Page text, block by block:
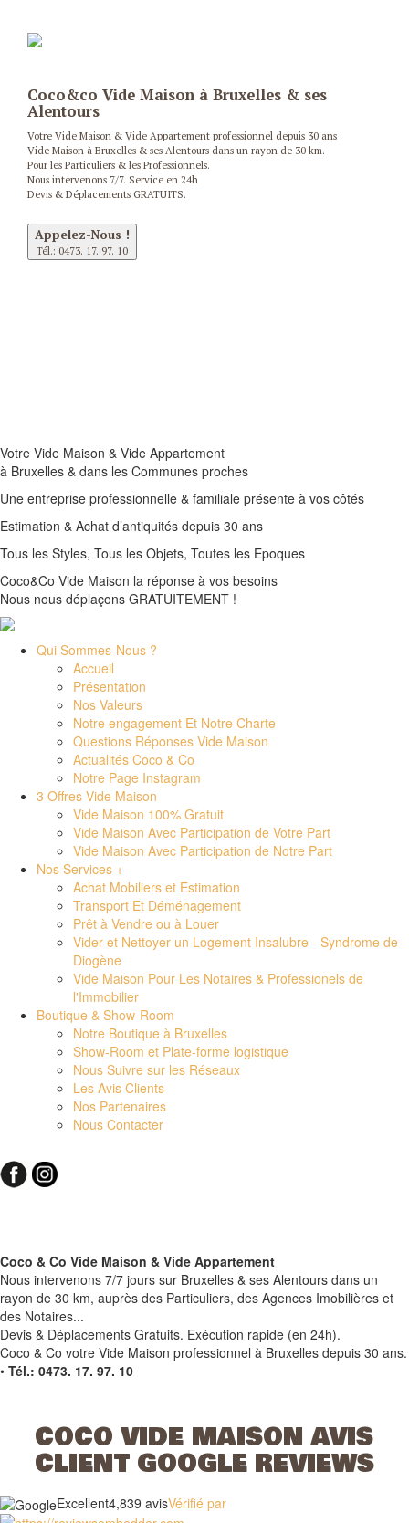
Coco&co Vide Maison à Bruxelles & ses
Alentours
Votre Vide Maison & Vide Appartement professionnel depuis 30 ans
Vide Maison à Bruxelles & ses Alentours dans un rayon de 30 km.
Pour les Particuliers & les Professionnels.
Nous intervenons 7/7. Service en 24h
Devis & Déplacements GRATUITS.
Appelez-Nous !
Tél.: 0473. 17. 97. 10
Votre Vide Maison & Vide Appartement
à Bruxelles & dans les Communes proches
Une entreprise professionnelle & familiale présente à vos côtés
Estimation & Achat d’antiquités depuis 30 ans
Tous les Styles, Tous les Objets, Toutes les Epoques
Coco&Co Vide Maison la réponse à vos besoins
Nous nous déplaçons GRATUITEMENT !
Qui Sommes-Nous ?
Accueil
Présentation
Nos Valeurs
Notre engagement Et Notre Charte
Questions Réponses Vide Maison
Actualités Coco & Co
Notre Page Instagram
3 Offres Vide Maison
Vide Maison 100% Gratuit
Vide Maison Avec Participation de Votre Part
Vide Maison Avec Participation de Notre Part
Nos Services +
Achat Mobiliers et Estimation
Transport Et Déménagement
Prêt à Vendre ou à Louer
Vider et Nettoyer un Logement Insalubre - Syndrome de
Diogène
Vide Maison Pour Les Notaires & Professionels de
l'Immobilier
Boutique & Show-Room
Notre Boutique à Bruxelles
Show-Room et Plate-forme logistique
Nous Suivre sur les Réseaux
Les Avis Clients
Nos Partenaires
Nous Contacter
Coco & Co Vide Maison & Vide Appartement
Nous intervenons 7/7 jours sur Bruxelles & ses Alentours dans un
rayon de 30 km, auprès des Particuliers, des Agences Imobilières et
des Notaires...
Devis & Déplacements Gratuits. Exécution rapide (en 24h).
Coco & Co votre Vide Maison professionnel à Bruxelles depuis 30 ans.
• Tél.: 0473. 17. 97. 10
COCO VIDE MAISON AVIS
CLIENT GOOGLE REVIEWS
Excellent4,839 avisVérifié par